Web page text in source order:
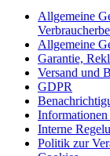
Allgemeine
Allgemeine
Garantie,
Versand und
GDPR
Interne
Politik zur